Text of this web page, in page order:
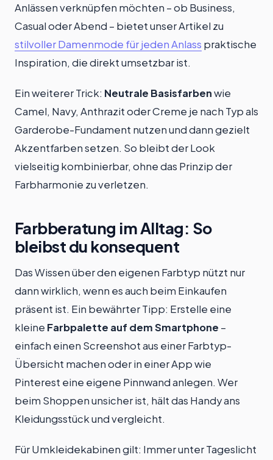
Anlässen verknüpfen möchten – ob Business,
Casual oder Abend – bietet unser Artikel zu
stilvoller Damenmode für jeden Anlass praktische
Inspiration, die direkt umsetzbar ist.
Ein weiterer Trick: Neutrale Basisfarbenwie
Camel, Navy, Anthrazit oder Creme je nach Typ als
Garderobe-Fundament nutzen und dann gezielt
Akzentfarben setzen. So bleibt der Look
vielseitig kombinierbar, ohne das Prinzip der
Farbharmonie zu verletzen.
Farbberatung im Alltag: So
bleibst du konsequent
Das Wissen über den eigenen Farbtyp nützt nur
dann wirklich, wenn es auch beim Einkaufen
präsent ist. Ein bewährter Tipp: Erstelle eine
kleine Farbpalette auf dem Smartphone –
einfach einen Screenshot aus einer Farbtyp-
Übersicht machen oder in einer App wie
Pinterest eine eigene Pinnwand anlegen. Wer
beim Shoppen unsicher ist, hält das Handy ans
Kleidungsstück und vergleicht.
Für Umkleidekabinen gilt: Immer unter Tageslicht